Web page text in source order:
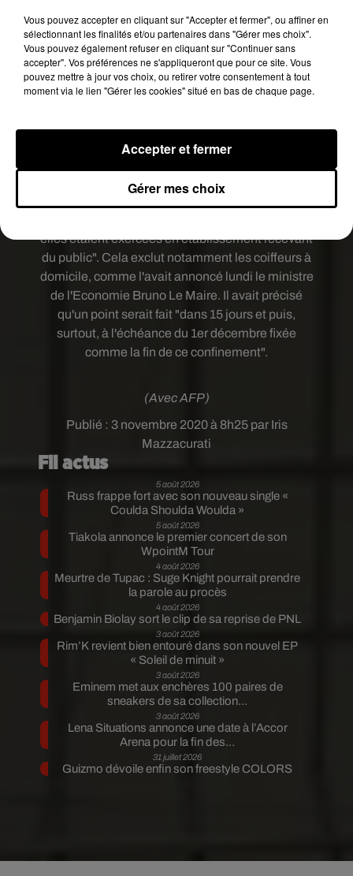
Publié : 3 novembre 2020 à 8h25 par Iris
Mazzacurati
Une jauge de capacité d'accueil est également
mise en place, contraignant les établissements
concernés à ne pas pouvoir "accueillir un nombre
maximale d'accueil doit être "affichée et visible
elles étaient exercées en établissement recevant
du public". Cela exclut notamment les coiffeurs à
domicile, comme l'avait annoncé lundi le ministre
de l'Economie Bruno Le Maire. Il avait précisé
qu'un point serait fait "dans 15 jours et puis,
surtout, à l'échéance du 1er décembre fixée
comme la fin de ce confinement".
(Avec AFP)
Fil actus
5 août 2026
Russ frappe fort avec son nouveau single «
Coulda Shoulda Woulda »
5 août 2026
Tiakola annonce le premier concert de son
WpointM Tour
4 août 2026
Meurtre de Tupac : Suge Knight pourrait prendre
la parole au procès
4 août 2026
Benjamin Biolay sort le clip de sa reprise de PNL
3 août 2026
Rim’K revient bien entouré dans son nouvel EP
« Soleil de minuit »
3 août 2026
Eminem met aux enchères 100 paires de
sneakers de sa collection...
3 août 2026
Lena Situations annonce une date à l’Accor
Arena pour la fin des...
31 juillet 2026
Guizmo dévoile enfin son freestyle COLORS
Vous pouvez accepter en cliquant sur "Accepter et fermer", ou affiner en
sélectionnant les finalités et/ou partenaires dans "Gérer mes choix".
Vous pouvez également refuser en cliquant sur "Continuer sans
accepter". Vos préférences ne s'appliqueront que pour ce site. Vous
pouvez mettre à jour vos choix, ou retirer votre consentement à tout
moment via le lien "Gérer les cookies" situé en bas de chaque page.
Gérer mes choix
Accepter et fermer